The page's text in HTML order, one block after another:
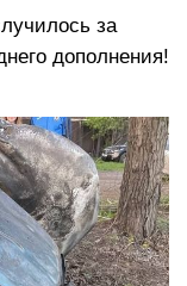
за
дополнения!